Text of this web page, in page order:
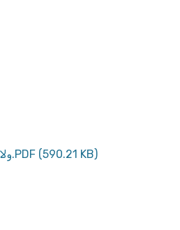
ولاء أحمد عبد الرحمن بلعاوي.PDF (590.21 KB)